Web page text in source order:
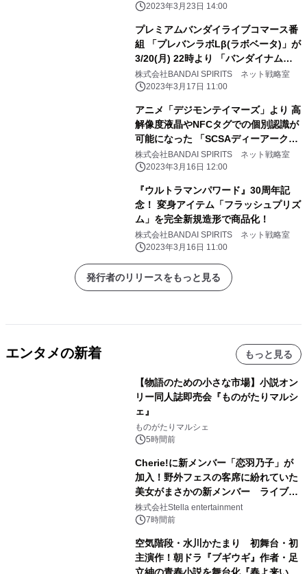
2023年3月23日 14:00
プレミアムバンダイライブコマース番
組 「プレバンラボLβ(ラボベータ)」が
3/20(月) 22時より 「バンダイナムコ
Cross Store 東京」で配信決定 ゲス
トは宮下草薙・宮下兼史鷹(みやした
株式会社BANDAI SPIRITS ネット戦略室
2023年3月17日 11:00
アニメ「デジモンテイマーズ」より 高
解像度液晶やNFCタグでの個別認識が
可能になった 「SCSAディーアーク
ver.松田啓人ULTIMATE」が登場
株式会社BANDAI SPIRITS ネット戦略室
2023年3月16日 12:00
『ウルトラマンパワード』30周年記
念！ 変身アイテム「フラッシュプリズ
ム」を完全新規造形で商品化！
株式会社BANDAI SPIRITS ネット戦略室
2023年3月16日 11:00
発行者のリリースをもっと見る
エンタメの新着 もっと見る
【物語のための小さな市場】小説オン
リー同人誌即売会『ものがたりマルシ
ェ』
ものがたりマルシェ
5時間前
Cherie!に新メンバー「恋羽乃子」が
加入！野外フェスの客席に紛れていた
美女がまさかの新メンバー ライブ中
のサプライズ発表に会場騒然
株式会社Stella entertainment
7時間前
空気階段・水川かたまり 初舞台・初
主演作！朝ドラ『ブギウギ』作者・足
立紳の青春小説を舞台化『春よ来い、